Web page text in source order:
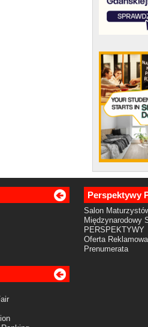
Perspektywy
Salon
Międzynarodowy
PERSPEKTYWY
Oferta Reklamowa
Prenumerata